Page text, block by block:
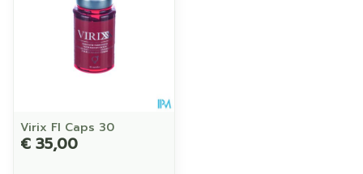
Virix Fl Caps 30
€ 35,00